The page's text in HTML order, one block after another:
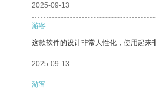
2025-09-13
游客
这款软件的设计非常人性化，使用起来
2025-09-13
游客